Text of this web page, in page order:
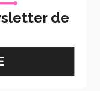
Tampico
y Ciencias
de